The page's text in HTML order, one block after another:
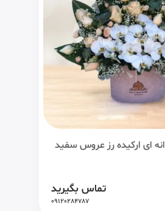
ای ارکیده رز عروس سفید
تماس بگیرید
09120284787